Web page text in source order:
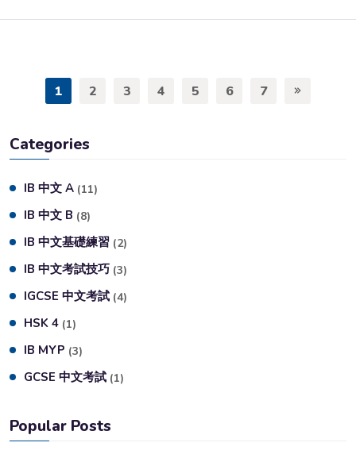
1 2 3 4 5 6 7
Categories
IB 中文 A (11)
IB 中文 B (8)
IB 中文基礎練習 (2)
IB 中文考試技巧 (3)
IGCSE 中文考試 (4)
HSK 4 (1)
IB MYP (3)
GCSE 中文考試 (1)
Popular Posts